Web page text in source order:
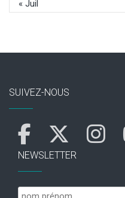
« Juil
SUIVEZ-NOUS
NEWSLETTER